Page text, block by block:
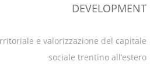
DEVELOPMENT
e valorizzazione del capitale
sociale trentino all’estero